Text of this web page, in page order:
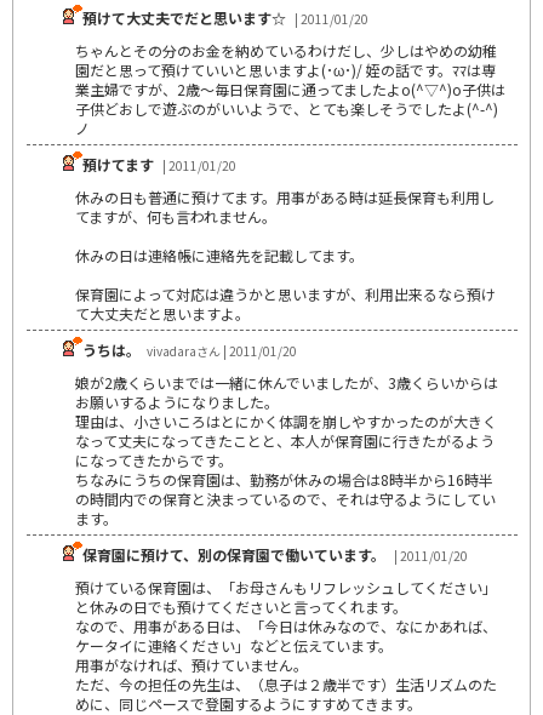
預けて大丈夫でだと思います☆ | 2011/01/20
ちゃんとその分のお金を納めているわけだし、少しはやめの幼稚
園だと思って預けていいと思いますよ(･ω･)/ 姪の話です。ﾏﾏは専
業主婦ですが、2歳～毎日保育園に通ってましたよo(^▽^)o子供は
子供どおしで遊ぶのがいいようで、とても楽しそうでしたよ(^-^)
ノ
預けてます | 2011/01/20
休みの日も普通に預けてます。用事がある時は延長保育も利用し
てますが、何も言われません。
休みの日は連絡帳に連絡先を記載してます。
保育園によって対応は違うかと思いますが、利用出来るなら預け
て大丈夫だと思いますよ。
うちは。
vivadaraさん | 2011/01/20
娘が2歳くらいまでは一緒に休んでいましたが、3歳くらいからは
お願いするようになりました。
理由は、小さいころはとにかく体調を崩しやすかったのが大きく
なって丈夫になってきたことと、本人が保育園に行きたがるよう
になってきたからです。
ちなみにうちの保育園は、勤務が休みの場合は8時半から16時半
の時間内での保育と決まっているので、それは守るようにしてい
ます。
保育園に預けて、別の保育園で働いています。
| 2011/01/20
預けている保育園は、「お母さんもリフレッシュしてください」
と休みの日でも預けてくださいと言ってくれます。
なので、用事がある日は、「今日は休みなので、なにかあれば、
ケータイに連絡ください」などと伝えています。
用事がなければ、預けていません。
ただ、今の担任の先生は、（息子は２歳半です）生活リズムのた
めに、同じペースで登園するようにすすめてきます。